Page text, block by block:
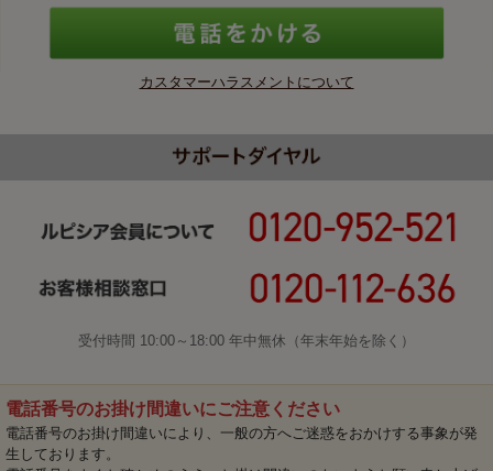
カスタマーハラスメントについて
受付時間 10:00～18:00 年中無休（年末年始を除く）
電話番号のお掛け間違いにご注意ください
電話番号のお掛け間違いにより、一般の方へご迷惑をおかけする事象が発
生しております。